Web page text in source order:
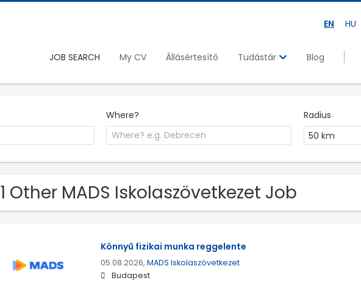
EN HU
JOB SEARCH My CV Állásértesítő Tudástár Blog
Where?
Radius
50 km
1 Other MADS Iskolaszövetkezet Job
Könnyű fizikai munka reggelente
05.08.2026, MADS Iskolaszövetkezet
Budapest